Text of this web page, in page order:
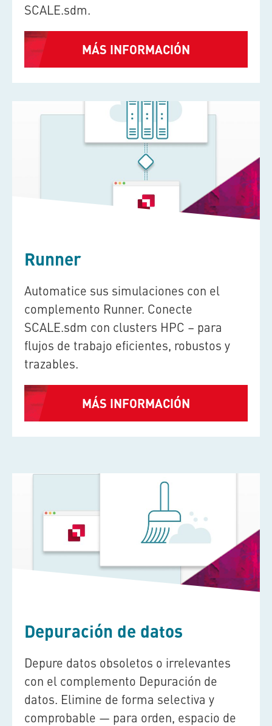
SCALE.sdm.
MÁS INFORMACIÓN
Runner
Automatice sus simulaciones con el
complemento Runner. Conecte
SCALE.sdm con clusters HPC – para
flujos de trabajo eficientes, robustos y
trazables.
MÁS INFORMACIÓN
Depuración de datos
Depure datos obsoletos o irrelevantes
con el complemento Depuración de
datos. Elimine de forma selectiva y
comprobable — para orden, espacio de